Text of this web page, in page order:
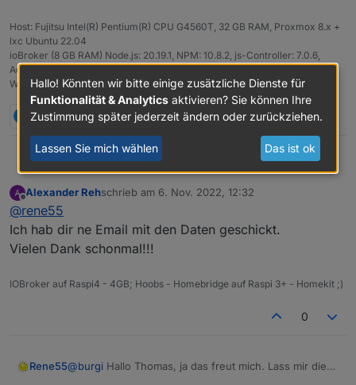
Host: Fujitsu Intel(R) Pentium(R) CPU G4560T, 32 GB RAM, Proxmox 8.x +
lxc Ubuntu 22.04
ioBroker (8 GB RAM) Node.js: 20.19.1, NPM: 10.8.2, js-Controller: 7.0.6,
Admin: 7.6.3
Wetterstation: Froggit WH3000SE V1.6.6
1 Antwort 0
Rene55@alexander-rehDas hab ich mir schon soweit
Balkonkraftwerke". Aber der Adapter ist schon um
Daten anraschy@gmx.de. Ich schau dann mal.
Offline
Alexander Rehschrieb am 6. Nov. 2022, 12:32
zuletzt editiert von
@rene55
Ich hab dir ne Email mit den Daten geschickt.
Vielen Dank schonmal!!!
IOBroker auf Raspi4 - 4GB; Hoobs - Homebridge auf Raspi 3+ - Homekit ;)
0
Rene55@burgi Hallo Thomas, ja das freut mich. Lass mir die
Hallo! Könnten wir bitte einige zusätzliche Dienste für
Funktionalität & Analytics aktivieren? Sie können Ihre
Zustimmung später jederzeit ändern oder zurückziehen.
Lassen Sie mich wählen Das ist ok